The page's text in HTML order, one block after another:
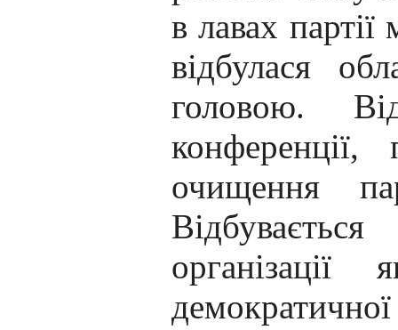
в лавах
відбулася
головою.
конференції,
очищення
демократичної